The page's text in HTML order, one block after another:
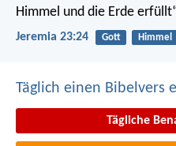
Himmel und die Erde
Jeremia 23:24 Gott Himmel
Täglich einen Bibelvers
Tägliche